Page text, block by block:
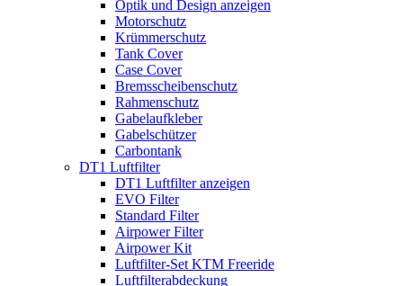
Optik und Design anzeigen
Motorschutz
Krümmerschutz
Tank Cover
Case Cover
Bremsscheibenschutz
Rahmenschutz
Gabelaufkleber
Gabelschützer
Carbontank
DT1 Luftfilter
DT1 Luftfilter anzeigen
EVO Filter
Standard Filter
Airpower Filter
Airpower Kit
Luftfilter-Set KTM Freeride
Luftfilterabdeckung